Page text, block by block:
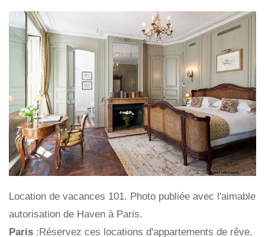
Location de vacances 101. Photo publiée avec l'aimable
autorisation de Haven à Paris.
Paris :Réservez ces locations d'appartements de rêve.